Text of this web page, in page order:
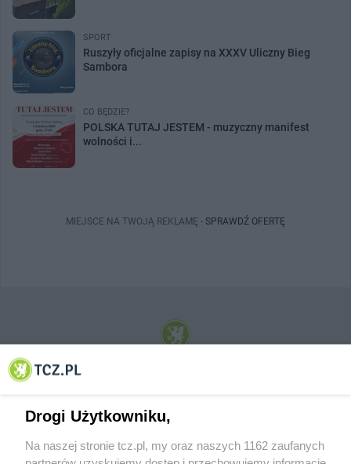
SPORT
Ruszyły oficjalne zapisy na XXXV Uliczny Bieg
Sambora
CO BĘDZIE?
POLSKA TUTAJ JESTEM - muzyczny manifest
wolności i...
MIEJSCE NA TWOJĄ REKLAMĘ - SPRAWDŹ OFERTĘ
© 2001-2026 Tczew - TCZ.PL Sp. z o.o. Internetowy Serwis Informacyjny Miasta
Drogi Użytkowniku,
Na naszej stronie tcz.pl, my oraz naszych 1162 zaufanych